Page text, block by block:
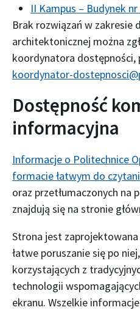
II Kampus – Budynek
Brak rozwiązań w zakresie
architektonicznej można
koordynatora dostępności,
koordynator-
Dostępność
informacyjna
Informacje o Politechnice
formacie łatwym do
oraz przetłumaczonych na
znajdują się na stronie
Strona jest
łatwe poruszanie się po
korzystających z
technologii
ekranu. Wszelkie